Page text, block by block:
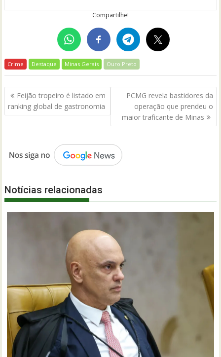
Compartilhe!
Crime Destaque Minas Gerais Ouro Preto
Navegação
de
Post
Feijão tropeiro é listado em
ranking global de gastronomia
PCMG revela bastidores da
operação que prendeu o
maior traficante de Minas
Notícias relacionadas